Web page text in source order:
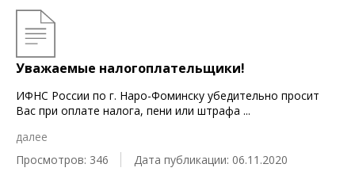
Уважаемые налогоплательщики!
ИФНС России по г. Наро-Фоминску убедительно просит
Вас при оплате налога, пени или штрафа ...
далее
Просмотров: 346
Дата публикации: 06.11.2020